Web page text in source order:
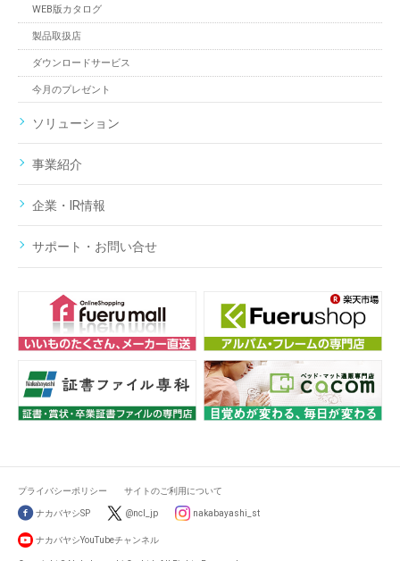
WEB版カタログ
製品取扱店
ダウンロードサービス
今月のプレゼント
ソリューション
事業紹介
企業・IR情報
サポート・お問い合せ
プライバシーポリシー サイトのご利用について
ナカバヤシSP @ncl_jp nakabayashi_st
ナカバヤシYouTubeチャンネル